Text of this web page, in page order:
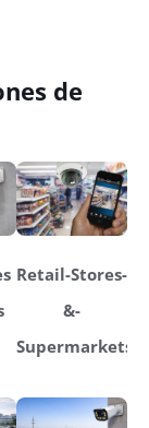
de
Retail-Stores-
&-
Supermarkets